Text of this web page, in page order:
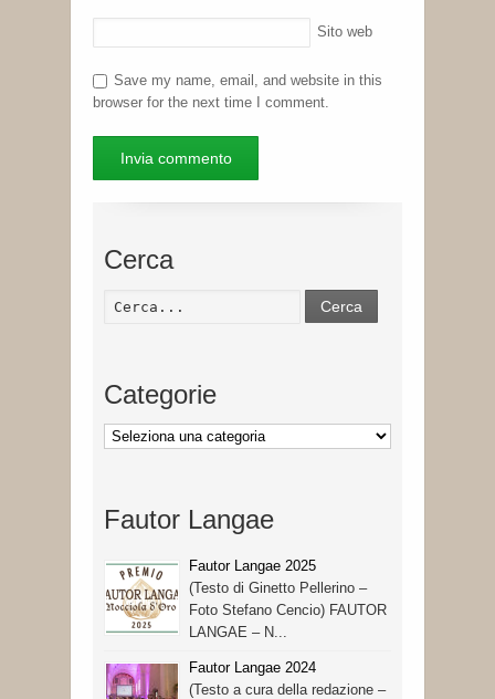
Sito web
Save my name, email, and website in this
browser for the next time I comment.
Cerca
Cerca
Categorie
Categorie
Fautor Langae
Fautor Langae 2025
(Testo di Ginetto Pellerino –
Foto Stefano Cencio) FAUTOR
LANGAE – N...
Fautor Langae 2024
(Testo a cura della redazione –